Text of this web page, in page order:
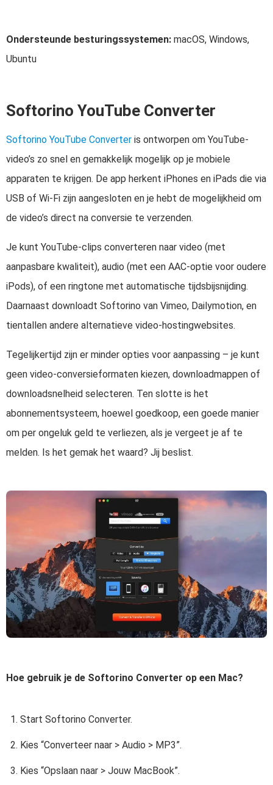
Ondersteunde besturingssystemen: macOS, Windows,
Ubuntu
Softorino YouTube Converter
Softorino YouTube Converter is ontworpen om YouTube-
video’s zo snel en gemakkelijk mogelijk op je mobiele
apparaten te krijgen. De app herkent iPhones en iPads die via
USB of Wi-Fi zijn aangesloten en je hebt de mogelijkheid om
de video’s direct na conversie te verzenden.
Je kunt YouTube-clips converteren naar video (met
aanpasbare kwaliteit), audio (met een AAC-optie voor oudere
iPods), of een ringtone met automatische tijdsbijsnijding.
Daarnaast downloadt Softorino van Vimeo, Dailymotion, en
tientallen andere alternatieve video-hostingwebsites.
Tegelijkertijd zijn er minder opties voor aanpassing – je kunt
geen video-conversieformaten kiezen, downloadmappen of
downloadsnelheid selecteren. Ten slotte is het
abonnementsysteem, hoewel goedkoop, een goede manier
om per ongeluk geld te verliezen, als je vergeet je af te
melden. Is het gemak het waard? Jij beslist.
Hoe gebruik je de Softorino Converter op een Mac?
Start Softorino Converter.
Kies “Converteer naar > Audio > MP3”.
Kies “Opslaan naar > Jouw MacBook”.